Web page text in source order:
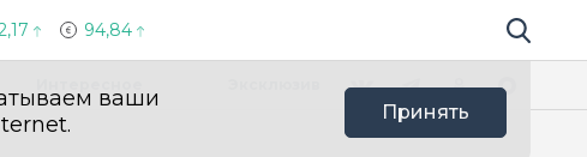
94,84 Поиск по
ваши
Принять